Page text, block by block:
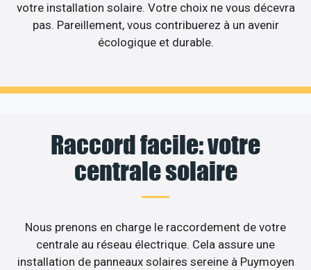
votre installation solaire. Votre choix ne vous décevra
pas. Pareillement, vous contribuerez à un avenir
écologique et durable.
Raccord facile: votre
centrale solaire
Nous prenons en charge le raccordement de votre
centrale au réseau électrique. Cela assure une
installation de panneaux solaires sereine à Puymoyen